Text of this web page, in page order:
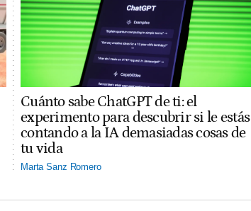
Cuánto sabe ChatGPT de ti: el
experimento para descubrir si le estás
contando a la IA demasiadas cosas de
tu vida
Marta Sanz Romero